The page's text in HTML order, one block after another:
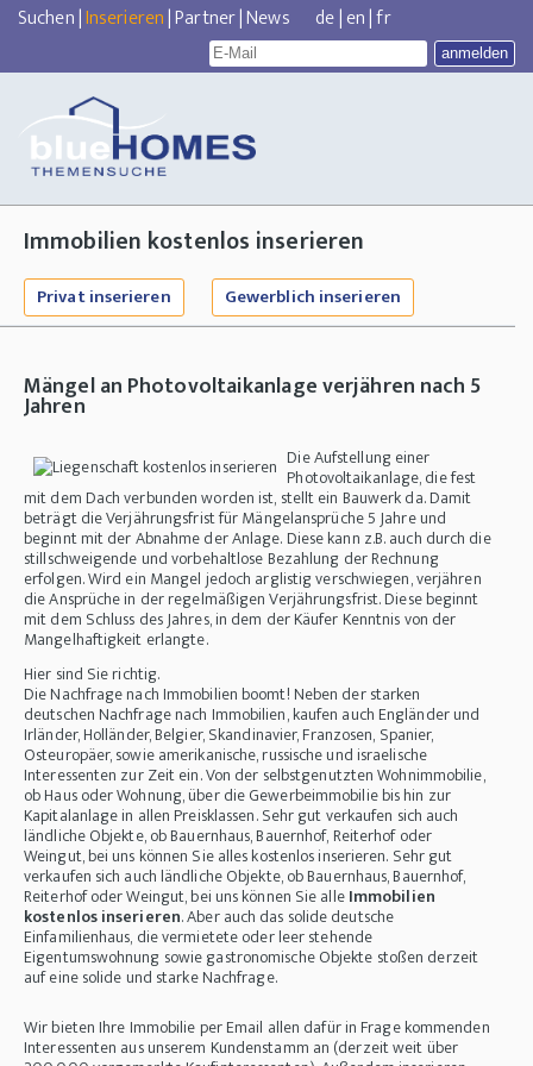
Suchen|Inserieren|Partner|News de|en|fr
Immobilien kostenlos inserieren
Privat inserieren Gewerblich inserieren
Mängel an Photovoltaikanlageverjähren nach 5
Jahren
Die Aufstellung einer
Photovoltaikanlage, die fest
mit dem Dach verbunden worden ist, stellt ein Bauwerk da. Damit
beträgt die Verjährungsfrist für Mängelansprüche 5 Jahre und
beginnt mit der Abnahme der Anlage. Diese kann z.B. auch durch die
stillschweigende und vorbehaltlose Bezahlung der Rechnung
erfolgen. Wird ein Mangel jedoch arglistig verschwiegen, verjähren
die Ansprüche in der regelmäßigen Verjährungsfrist. Diese beginnt
mit dem Schluss des Jahres, in dem der Käufer Kenntnis von der
Mangelhaftigkeit erlangte.
Hier sind Sie richtig.
Die Nachfrage nach Immobilien boomt! Neben der starken
deutschen Nachfrage nach Immobilien, kaufen auch Engländer und
Irländer, Holländer, Belgier, Skandinavier, Franzosen, Spanier,
Osteuropäer, sowie amerikanische, russische und israelische
Interessenten zur Zeit ein. Von der selbstgenutzten Wohnimmobilie,
ob Haus oder Wohnung, über die Gewerbeimmobilie bis hin zur
Kapitalanlage in allen Preisklassen. Sehr gut verkaufen sich auch
ländliche Objekte, ob Bauernhaus, Bauernhof, Reiterhof oder
Weingut, bei uns können Sie alles kostenlos inserieren. Sehr gut
verkaufen sich auch ländliche Objekte, ob Bauernhaus, Bauernhof,
Reiterhof oder Weingut, bei uns können Sie alleImmobilien
kostenlos inserieren. Aber auch das solide deutsche
Einfamilienhaus, die vermietete oder leer stehende
Eigentumswohnung sowie gastronomische Objekte stoßen derzeit
auf eine solide und starke Nachfrage.
Wir bieten Ihre Immobilie per Email allen dafür in Frage kommenden
Interessenten aus unserem Kundenstamm an (derzeit weit über